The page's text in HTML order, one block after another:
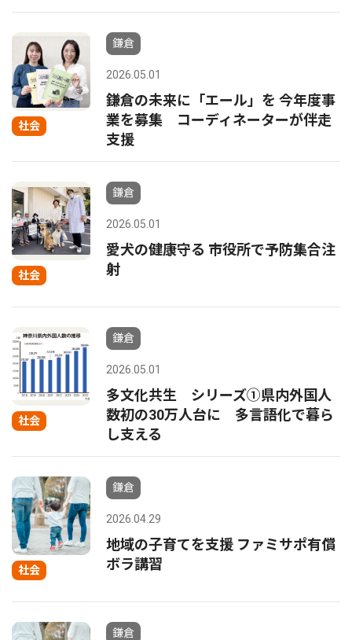
社会
鎌倉
2026.05.01
鎌倉の未来に「エール」を 今年度事
業を募集 コーディネーターが伴走
支援
社会
鎌倉
2026.05.01
愛犬の健康守る 市役所で予防集合注
射
社会
鎌倉
2026.05.01
多文化共生 シリーズ①県内外国人
数初の30万人台に 多言語化で暮ら
し支える
社会
鎌倉
2026.04.29
地域の子育てを支援 ファミサポ有償
ボラ講習
鎌倉